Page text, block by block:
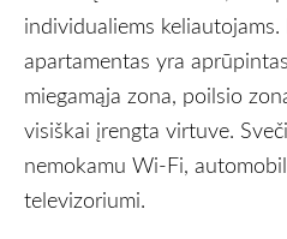
individualiems keliautojams.
apartamentas yra
miegamąja zona, poilsio
visiškai įrengta virtuve.
nemokamu Wi-Fi,
televizoriumi.